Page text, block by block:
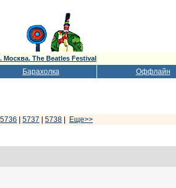
Москва. The Beatles Festival
Барахолка Оффлайн
5736 5737 5738
Еще>>